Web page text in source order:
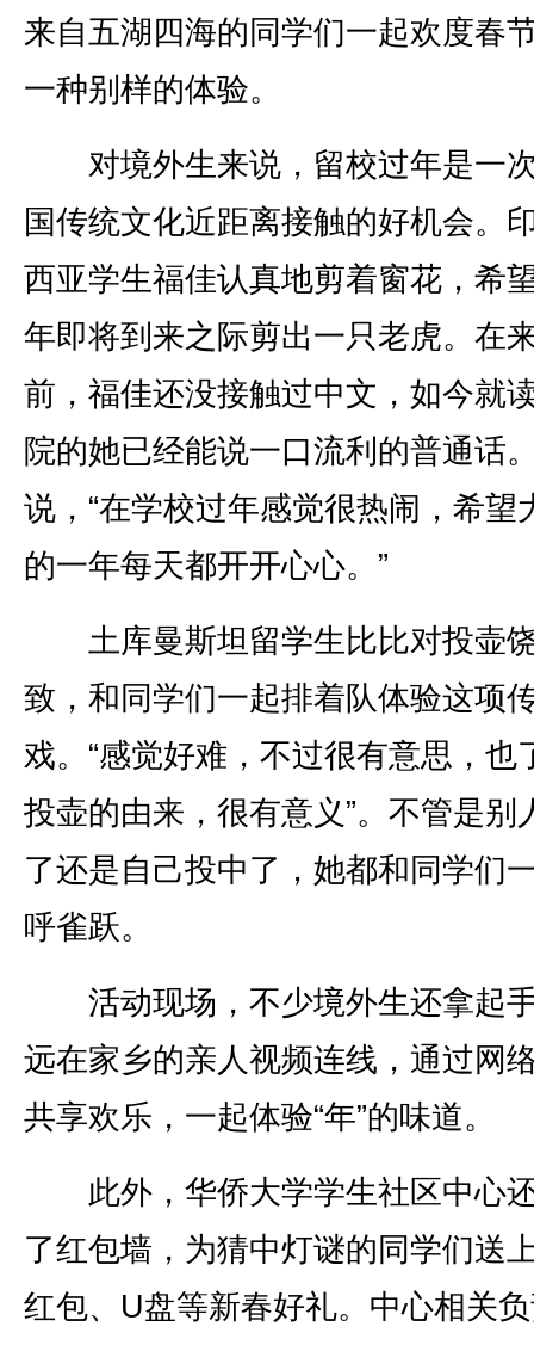
来自五湖四海的同学们一起欢度春
一种别样的体验。
对境外生来说，留校过年是一
国传统文化近距离接触的好机会。
西亚学生福佳认真地剪着窗花，希
年即将到来之际剪出一只老虎。在
前，福佳还没接触过中文，如今就
院的她已经能说一口流利的普通话
说，“在学校过年感觉很热闹，希望
的一年每天都开开心心。”
土库曼斯坦留学生比比对投壶
致，和同学们一起排着队体验这项
戏。“感觉好难，不过很有意思，也
投壶的由来，很有意义”。不管是别
了还是自己投中了，她都和同学们
呼雀跃。
活动现场，不少境外生还拿起
远在家乡的亲人视频连线，通过网
共享欢乐，一起体验“年”的味道。
此外，华侨大学学生社区中心
了红包墙，为猜中灯谜的同学们送
红包、U盘等新春好礼。中心相关